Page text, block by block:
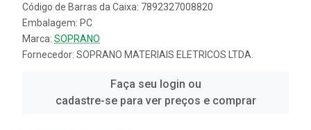
Código de Barras da Caixa: 7892327008820
Embalagem: PC
Marca: SOPRANO
Fornecedor: SOPRANO MATERIAIS ELETRICOS LTDA.
Faça seu login ou
cadastre-se para ver preços e comprar